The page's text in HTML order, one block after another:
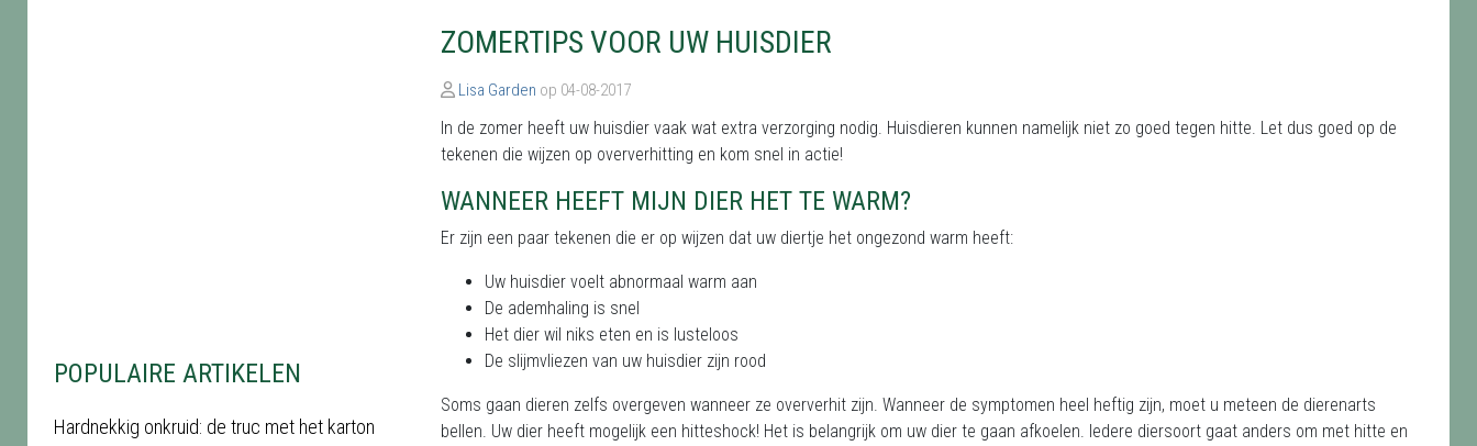
POPULAIRE ARTIKELEN
Hardnekkig onkruid: de truc met het karton
ZOMERTIPS VOOR UW HUISDIER
Lisa Garden op 04-08-2017
In de zomer heeft uw huisdier vaak wat extra verzorging nodig. Huisdieren kunnen namelijk niet zo goed tegen hitte. Let dus goed op de
tekenen die wijzen op oververhitting en kom snel in actie!
WANNEER HEEFT MIJN DIER HET TE WARM?
Er zijn een paar tekenen die er op wijzen dat uw diertje het ongezond warm heeft:
Uw huisdier voelt abnormaal warm aan
De ademhaling is snel
Het dier wil niks eten en is lusteloos
De slijmvliezen van uw huisdier zijn rood
Soms gaan dieren zelfs overgeven wanneer ze oververhit zijn. Wanneer de symptomen heel heftig zijn, moet u meteen de dierenarts
bellen. Uw dier heeft mogelijk een hitteshock! Het is belangrijk om uw dier te gaan afkoelen. Iedere diersoort gaat anders om met hitte en